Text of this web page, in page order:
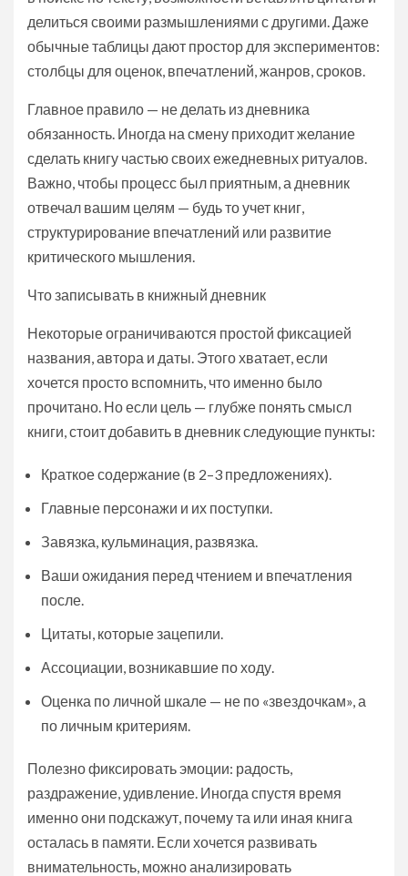
делиться своими размышлениями с другими. Даже
обычные таблицы дают простор для экспериментов:
столбцы для оценок, впечатлений, жанров, сроков.
Главное правило — не делать из дневника
обязанность. Иногда на смену приходит желание
сделать книгу частью своих ежедневных ритуалов.
Важно, чтобы процесс был приятным, а дневник
отвечал вашим целям — будь то учет книг,
структурирование впечатлений или развитие
критического мышления.
Что записывать в книжный дневник
Некоторые ограничиваются простой фиксацией
названия, автора и даты. Этого хватает, если
хочется просто вспомнить, что именно было
прочитано. Но если цель — глубже понять смысл
книги, стоит добавить в дневник следующие пункты:
Краткое содержание (в 2–3 предложениях).
Главные персонажи и их поступки.
Завязка, кульминация, развязка.
Ваши ожидания перед чтением и впечатления
после.
Цитаты, которые зацепили.
Ассоциации, возникавшие по ходу.
Оценка по личной шкале — не по «звездочкам», а
по личным критериям.
Полезно фиксировать эмоции: радость,
раздражение, удивление. Иногда спустя время
именно они подскажут, почему та или иная книга
осталась в памяти. Если хочется развивать
внимательность, можно анализировать